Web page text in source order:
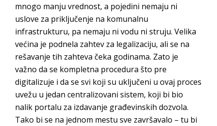
mnogo manju vrednost, a pojedini nemaju ni
uslove za priključenje na komunalnu
infrastrukturu, pa nemaju ni vodu ni struju. Velika
većina je podnela zahtev za legalizaciju, ali se na
rešavanje tih zahteva čeka godinama. Zato je
važno da se kompletna procedura što pre
digitalizuje i da se svi koji su uključeni u ovaj proces
uvežu u jedan centralizovani sistem, koji bi bio
nalik portalu za izdavanje građevinskih dozvola.
Tako bi se na jednom mestu sve završavalo – tu bi